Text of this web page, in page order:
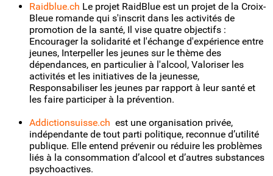
Raidblue.ch Le projet RaidBlue est un projet de la Croix-
Bleue romande qui s'inscrit dans les activités de
promotion de la santé, Il vise quatre objectifs :
Encourager la solidarité et l'échange d'expérience entre
jeunes, Interpeller les jeunes sur le thème des
dépendances, en particulier à l'alcool, Valoriser les
activités et les initiatives de la jeunesse,
Responsabiliser les jeunes par rapport à leur santé et
les faire participer à la prévention.
Addictionsuisse.ch est une organisation privée,
indépendante de tout parti politique, reconnue d’utilité
publique. Elle entend prévenir ou réduire les problèmes
liés à la consommation d’alcool et d’autres substances
psychoactives.